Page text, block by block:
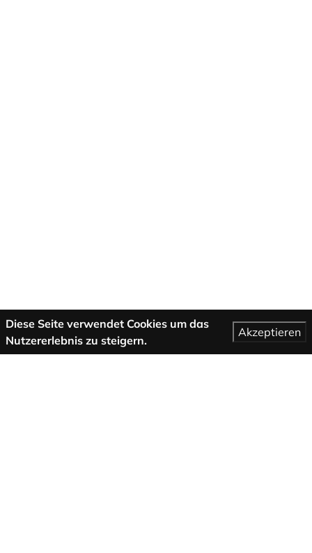
Diese Seite verwendet Cookies um das
Nutzererlebnis zu steigern.
Akzeptieren